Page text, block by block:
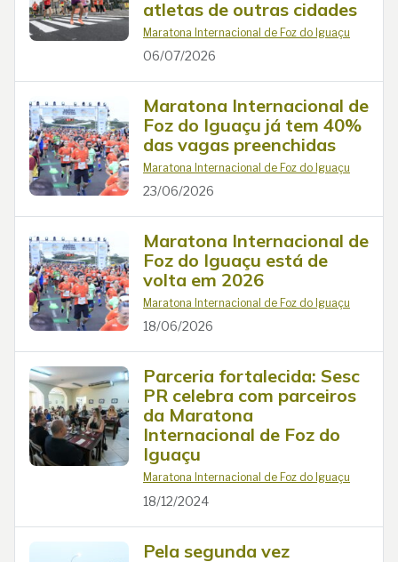
atletas de outras cidades
Maratona Internacional de Foz do Iguaçu
06/07/2026
Maratona Internacional de
Foz do Iguaçu já tem 40%
das vagas preenchidas
Maratona Internacional de Foz do Iguaçu
23/06/2026
Maratona Internacional de
Foz do Iguaçu está de
volta em 2026
Maratona Internacional de Foz do Iguaçu
18/06/2026
Parceria fortalecida: Sesc
PR celebra com parceiros
da Maratona
Internacional de Foz do
Iguaçu
Maratona Internacional de Foz do Iguaçu
18/12/2024
Pela segunda vez